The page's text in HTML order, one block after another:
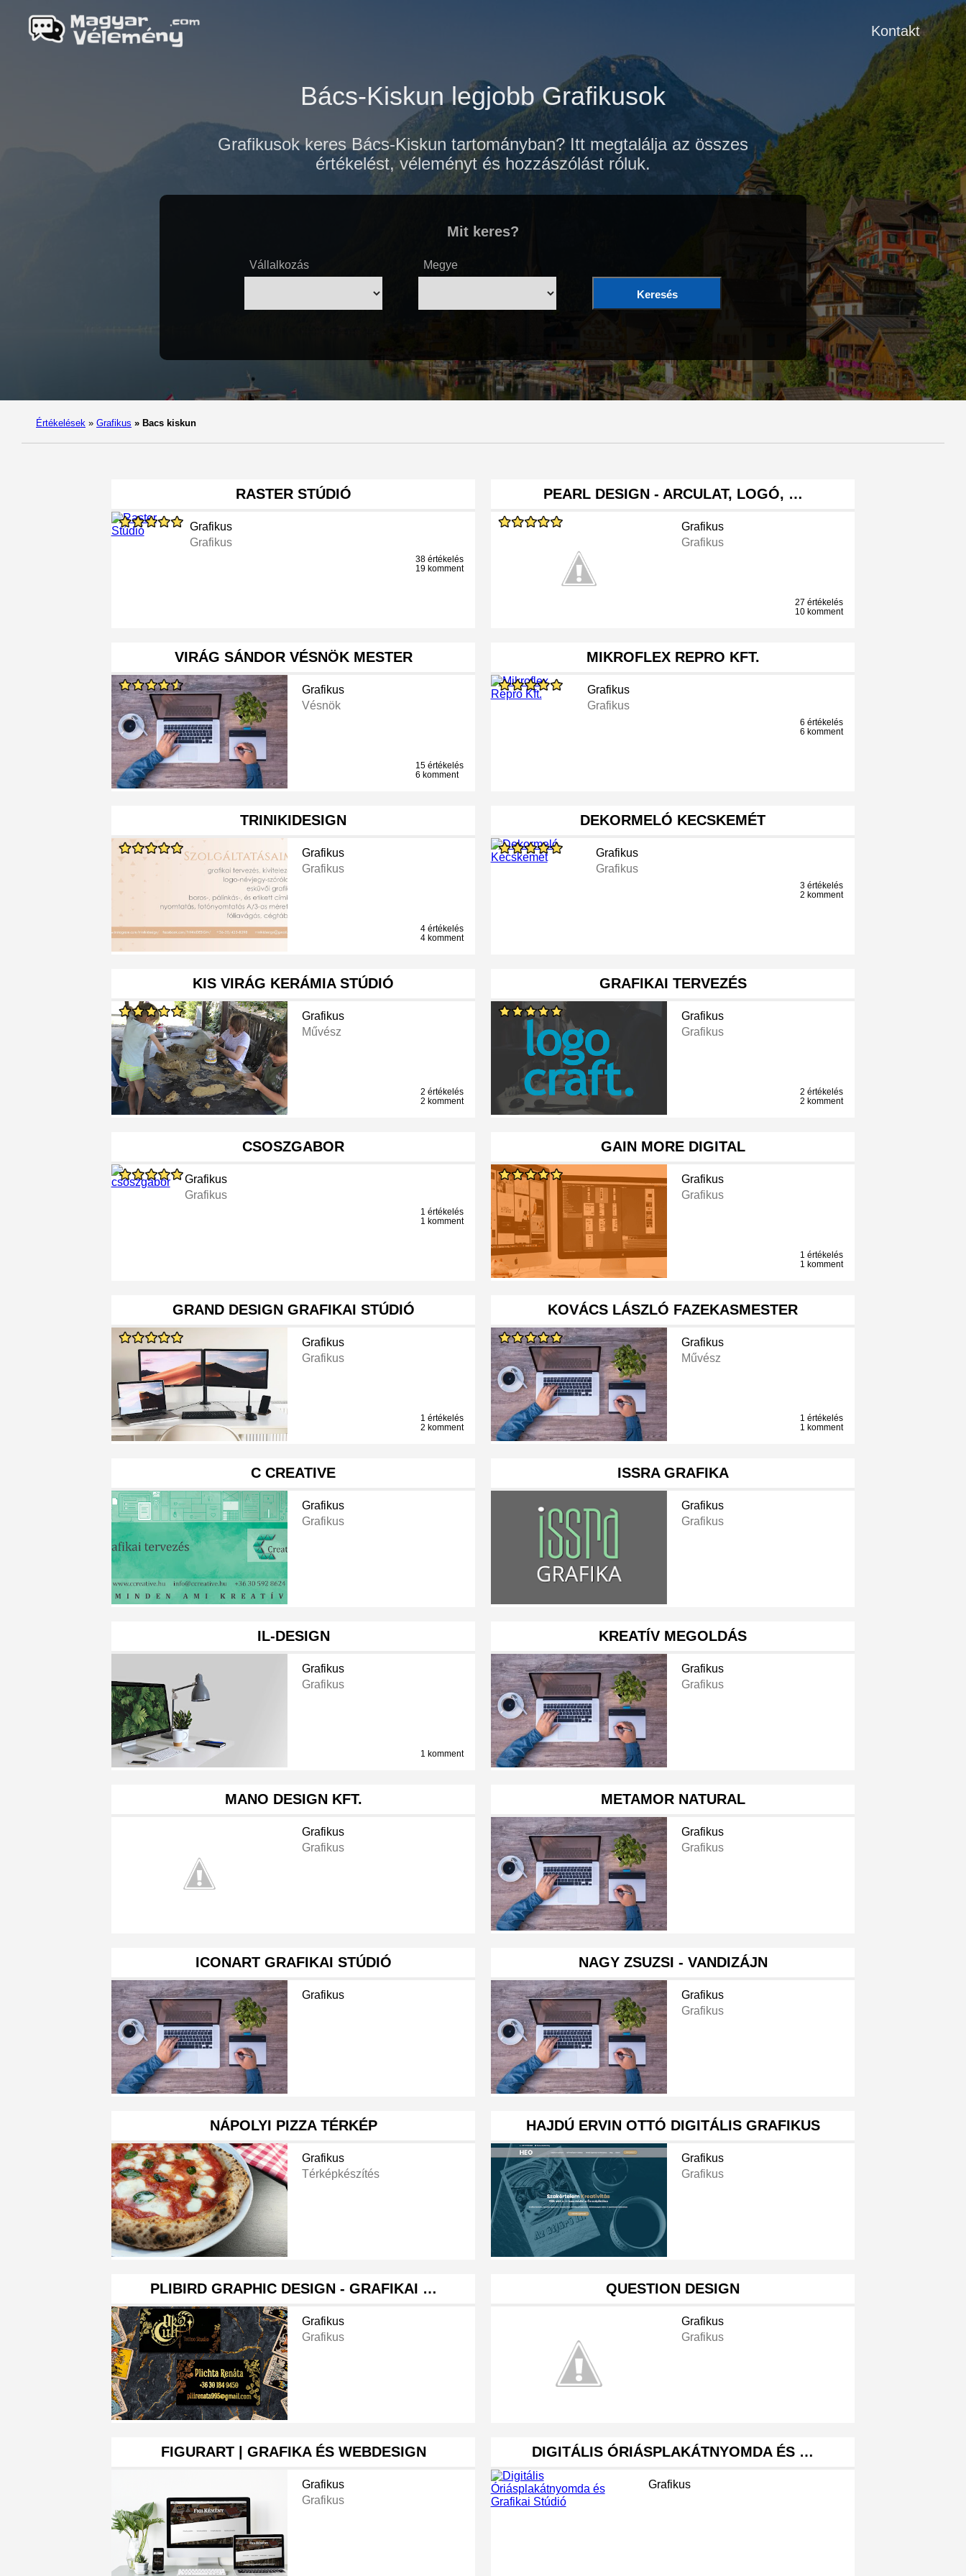
Kontakt
Bács-Kiskun legjobb Grafikusok
Grafikusok keres Bács-Kiskun tartományban? Itt megtalálja az összes
értékelést, véleményt és hozzászólást róluk.
Mit keres?
Vállalkozás Megye
Keresés
Értékelések » Grafikus » Bacs kiskun
RASTER STÚDIÓ
Grafikus
Grafikus
38 értékelés
19 komment
PEARL DESIGN - ARCULAT, LOGÓ, …
Grafikus
Grafikus
27 értékelés
10 komment
VIRÁG SÁNDOR VÉSNÖK MESTER
Grafikus
Vésnök
15 értékelés
6 komment
MIKROFLEX REPRO KFT.
Grafikus
Grafikus
6 értékelés
6 komment
TRINIKIDESIGN
Grafikus
Grafikus
4 értékelés
4 komment
DEKORMELÓ KECSKEMÉT
Grafikus
Grafikus
3 értékelés
2 komment
KIS VIRÁG KERÁMIA STÚDIÓ
Grafikus
Művész
2 értékelés
2 komment
GRAFIKAI TERVEZÉS
Grafikus
Grafikus
2 értékelés
2 komment
CSOSZGABOR
Grafikus
Grafikus
1 értékelés
1 komment
GAIN MORE DIGITAL
Grafikus
Grafikus
1 értékelés
1 komment
GRAND DESIGN GRAFIKAI STÚDIÓ
Grafikus
Grafikus
1 értékelés
2 komment
KOVÁCS LÁSZLÓ FAZEKASMESTER
Grafikus
Művész
1 értékelés
1 komment
C CREATIVE
Grafikus
Grafikus
ISSRA GRAFIKA
Grafikus
Grafikus
IL-DESIGN
Grafikus
Grafikus
1 komment
KREATÍV MEGOLDÁS
Grafikus
Grafikus
MANO DESIGN KFT.
Grafikus
Grafikus
METAMOR NATURAL
Grafikus
Grafikus
ICONART GRAFIKAI STÚDIÓ
Grafikus
NAGY ZSUZSI - VANDIZÁJN
Grafikus
Grafikus
NÁPOLYI PIZZA TÉRKÉP
Grafikus
Térképkészítés
HAJDÚ ERVIN OTTÓ DIGITÁLIS GRAFIKUS
Grafikus
Grafikus
PLIBIRD GRAPHIC DESIGN - GRAFIKAI …
Grafikus
Grafikus
QUESTION DESIGN
Grafikus
Grafikus
FIGURART | GRAFIKA ÉS WEBDESIGN
Grafikus
Grafikus
DIGITÁLIS ÓRIÁSPLAKÁTNYOMDA ÉS …
Grafikus